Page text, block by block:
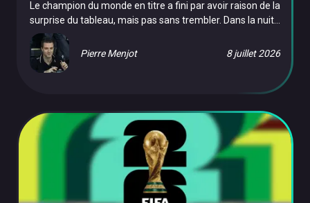
Le champion du monde en titre a fini par avoir raison de la
surprise du tableau, mais pas sans trembler. Dans la nuit
du samedi 11 au dimanche 12 juillet 2026, à l'Arrowhead
Stadium de Kansas City, l'Argentine a battu la Suisse 3-1
après prolongation, au terme d'un scénario cruel pour les
d'Alexis Mac Allister (10e), Julian Alvarez (112e) et
Pierre Menjot 8 juillet 2026